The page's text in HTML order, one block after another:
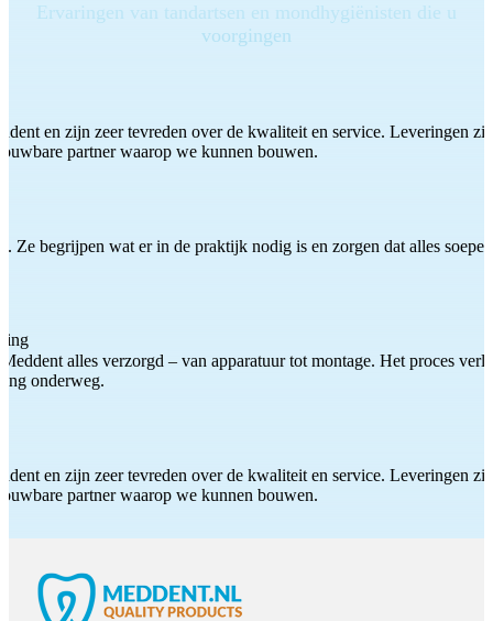
Ervaringen van tandartsen en mondhygiënisten die u
voorgingen
en zijn zeer tevreden over de kwaliteit en service. Leveringen
partner waarop we kunnen bouwen.
Ze begrijpen wat er in de praktijk nodig is en zorgen dat alles
alles verzorgd – van apparatuur tot montage. Het proces
onderweg.
en zijn zeer tevreden over de kwaliteit en service. Leveringen
partner waarop we kunnen bouwen.